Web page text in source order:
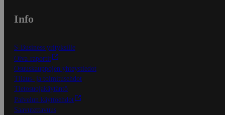
Info
S-Business yrityksille
Oiva-raportit
Osuuskauppojen yhteystiedot
Tilaus- ja toimitusehdot
Tietosuojakäytäntö
Palvelun käyttöehdot
Saavutettavuus